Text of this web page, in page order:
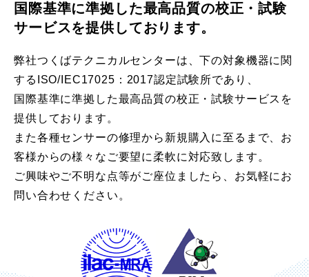
国際基準に準拠した最高品質の校正・試験
サービスを提供しております。
弊社つくばテクニカルセンターは、下の対象機器に関
するISO/IEC17025：2017認定試験所であり、
国際基準に準拠した最高品質の校正・試験サービスを
提供しております。
また各種センサーの修理から新規購入に至るまで、お
客様からの様々なご要望に柔軟に対応致します。
ご興味やご不明な点等がご座位ましたら、お気軽にお
問い合わせください。